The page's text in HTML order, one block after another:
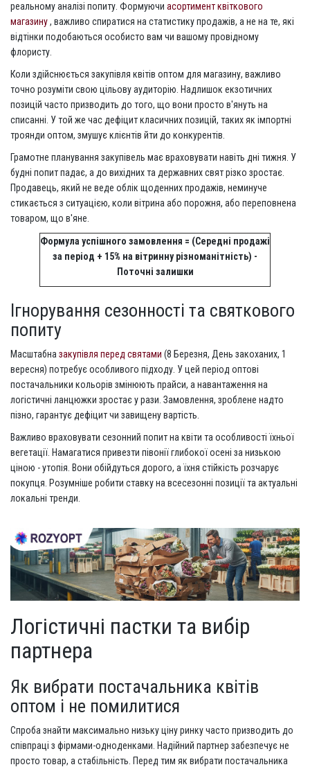
реальному аналізі попиту. Формуючи асортимент квіткового
магазину, важливо спиратися на статистику продажів, а не на те, які
відтінки подобаються особисто вам чи вашому провідному
флористу.
Коли здійснюється закупівля квітів оптом для магазину, важливо
точно розуміти свою цільову аудиторію. Надлишок екзотичних
позицій часто призводить до того, що вони просто в'януть на
списанні. У той же час дефіцит класичних позицій, таких як імпортні
троянди оптом, змушує клієнтів йти до конкурентів.
Грамотне планування закупівель має враховувати навіть дні тижня. У
будні попит падає, а до вихідних та державних свят різко зростає.
Продавець, який не веде облік щоденних продажів, неминуче
стикається з ситуацією, коли вітрина або порожня, або переповнена
товаром, що в'яне.
Формула успішного замовлення = (Середні продажі
за період + 15% на вітринну різноманітність) -
Поточні залишки
Ігнорування сезонності та святкового
попиту
Масштабназакупівля перед святами (8 Березня, День закоханих, 1
вересня) потребує особливого підходу. У цей період оптові
постачальники кольорів змінюють прайси, а навантаження на
логістичні ланцюжки зростає у рази. Замовлення, зроблене надто
пізно, гарантує дефіцит чи завищену вартість.
Важливо враховувати сезонний попит на квіти та особливості їхньої
вегетації. Намагатися привезти півонії глибокої осені за низькою
ціною - утопія. Вони обійдуться дорого, а їхня стійкість розчарує
покупця. Розумніше робити ставку на всесезонні позиції та актуальні
локальні тренди.
Логістичні пастки та вибір
партнера
Як вибрати постачальника квітів
оптом і не помилитися
Спроба знайти максимально низьку ціну ринку часто призводить до
співпраці з фірмами-одноденками. Надійний партнер забезпечує не
просто товар, а стабільність. Перед тим як вибрати постачальника